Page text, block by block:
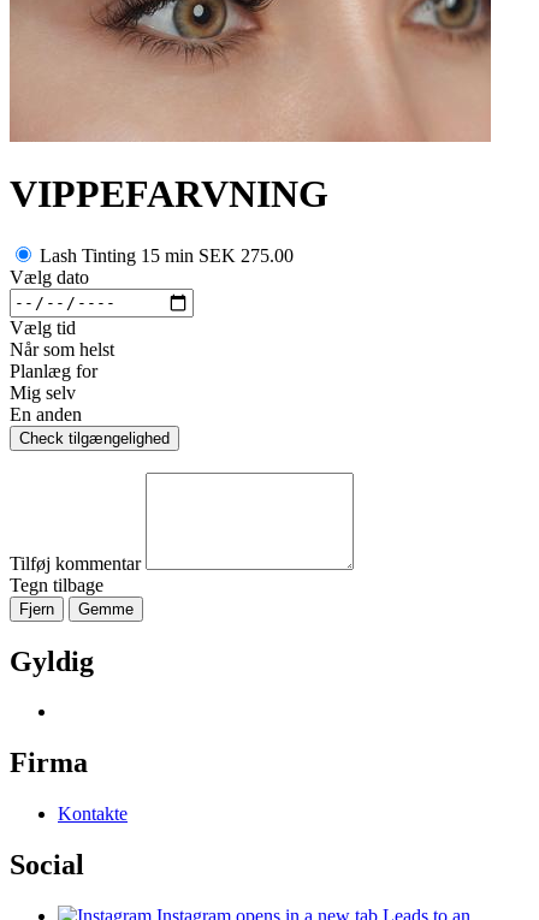
VIPPEFARVNING
Lash Tinting 15 min SEK 275.00
Vælg dato
Vælg tid
Når som helst
Planlæg for
Mig selv
En anden
Check tilgængelighed
Tilføj kommentar
Tegn tilbage
Fjern Gemme
Gyldig
Firma
Kontakte
Social
Instagram opens in a new tab Leads to an